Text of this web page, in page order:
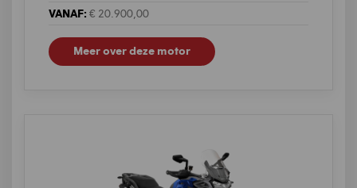
VANAF: € 20.900,00
Meer over deze motor